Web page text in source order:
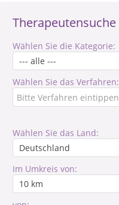
Therapeutensuche
Wählen Sie die Kategorie:
Wählen Sie das Verfahren:
Wählen Sie das Land:
Im Umkreis von: